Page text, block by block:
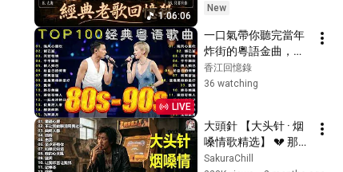
5:11
張學友 Jacky Cheung
15
童安格 - 陪你到天亮 (Official
Video)
16
萬芳 Wan Fang【猜心
Guess what's in my mind】
Official Music Video
滾石唱片 ROCK RECORDS
17
萬芳-桂花釀 (官方完整版
Comix)(HD)
1:06:06
潮水  張信哲 莫文蔚
New
LIVE
一口氣帶你聽完當年
炸街的粵語金曲，看
看上世紀八九十年代
香港樂壇有多牛 |
鄭秀文、周慧敏、陳
慧嫻、李克勤、葉蒨
文、林子祥、鄭中
香江回憶錄
36 watching
大頭針 【大头针 · 烟
嗓情歌精选】 💔 那些
年听哭过的歌｜烟嗓
SakuraChill